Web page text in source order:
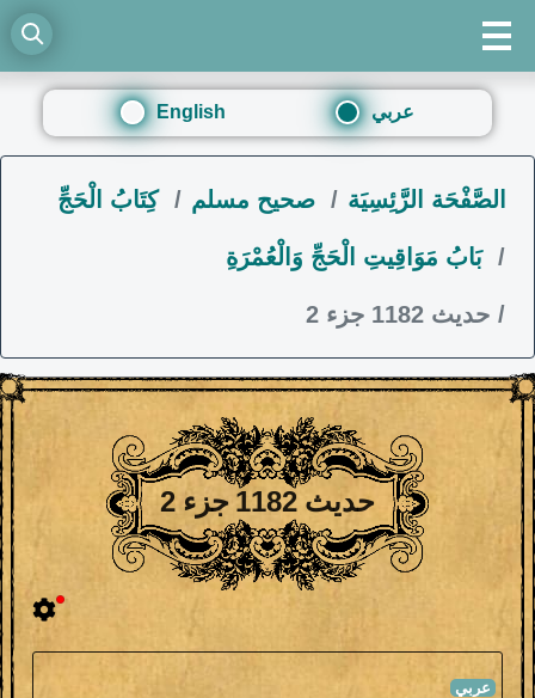
English عربي
الصَّفْحَة الرَّئِسِيَة صحيح مسلم كِتَابُ الْحَجِّ
بَابُ مَوَاقِيتِ الْحَجِّ وَالْعُمْرَةِ
حديث 1182 جزء 2
حديث 1182 جزء 2